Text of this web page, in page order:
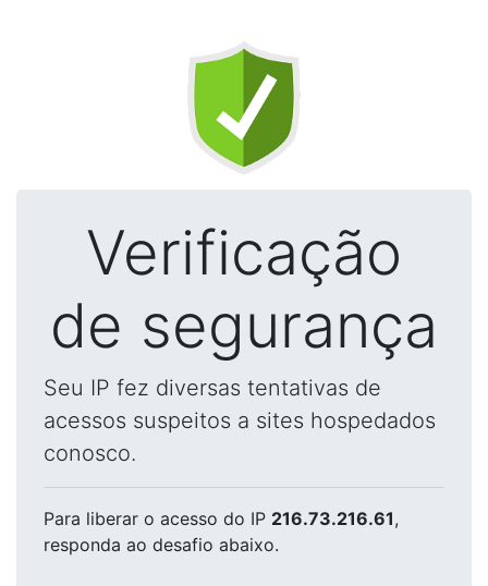
Verificação
de segurança
Seu IP fez diversas tentativas de
acessos suspeitos a sites hospedados
conosco.
Para liberar o acesso do IP 216.73.216.61,
responda ao desafio abaixo.